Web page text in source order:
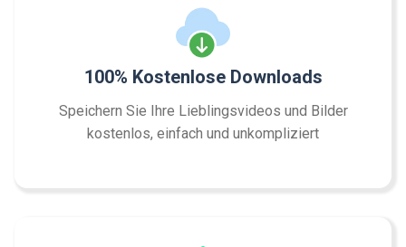
100% Kostenlose Downloads
Speichern Sie Ihre Lieblingsvideos und Bilder
kostenlos, einfach und unkompliziert